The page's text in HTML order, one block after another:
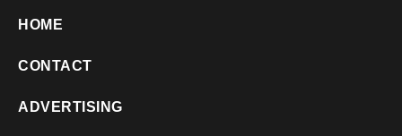
HOME
CONTACT
ADVERTISING